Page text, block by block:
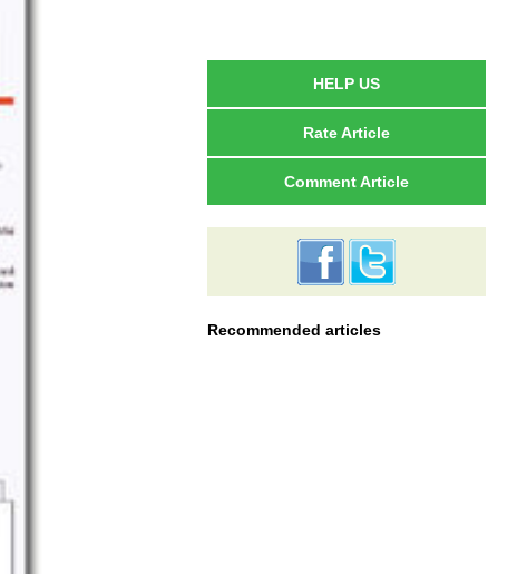
HELP US
Rate Article
Comment Article
Recommended articles